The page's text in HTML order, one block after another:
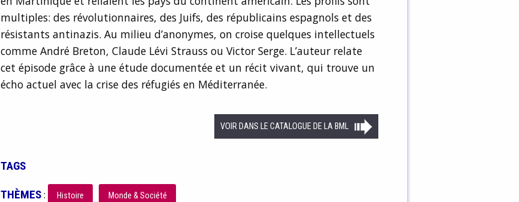
multiples: des révolutionnaires, des Juifs, des républicains espagnols et des
résistants antinazis. Au milieu d’anonymes, on croise quelques intellectuels
comme André Breton, Claude Lévi Strauss ou Victor Serge. L’auteur relate
cet épisode grâce à une étude documentée et un récit vivant, qui trouve un
écho actuel avec la crise des réfugiés en Méditerranée.
VOIR DANS LE CATALOGUE DE LA BML
TAGS
THÈMES: Histoire Monde & Société